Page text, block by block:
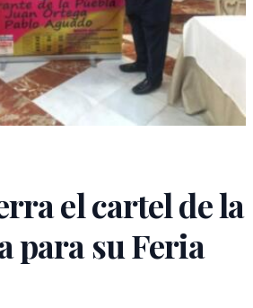
el cartel de la
para su Feria